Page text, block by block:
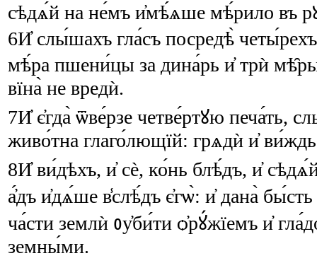
сѣдѧ́й на не́мъ и҆мѣ́ѧше мѣ́рило въ
6И҆ слы́шахъ гла́съ посредѣ̀ четы́рехъ
мѣ́ра пшени́цы за дина́рь и҆ трѝ
вїна̀ не вредѝ.
7И҆ є҆гда̀ ѿве́рзе четве́ртꙋю печа́ть,
живо́тна глаго́лющїй: грѧдѝ и҆ ви́ждь
8И҆ ви́дѣхъ, и҆ сѐ, ко́нь блѣ́дъ, и҆
а҆́дъ и҆дѧ́ше в̾слѣ́дъ є҆гѡ̀: и҆ дана̀ бы́сть
ча́сти землѝ ᲂу҆би́ти ѻ҆рꙋ́жїемъ и҆
земны́ми.